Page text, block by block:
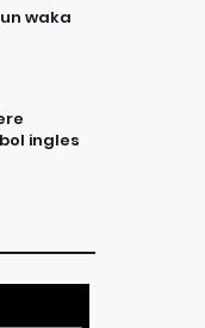
waka
ingles